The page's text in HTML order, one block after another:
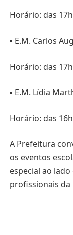
Horário: das
▪️ E.M. Carlos
Horário: das
▪️ E.M. Lídia
Horário: das
A Prefeitura
os eventos
especial ao
profissionais da